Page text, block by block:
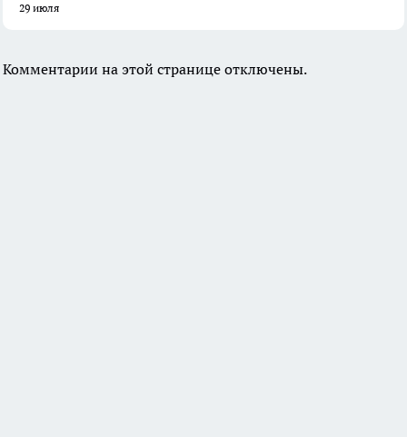
29 июля
Комментарии на этой странице отключены.